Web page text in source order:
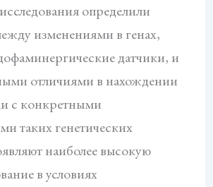
определили
изменениями в генах,
датчики, и
отличиями в нахождении
с конкретными
таких генетических
наиболее высокую
в условиях